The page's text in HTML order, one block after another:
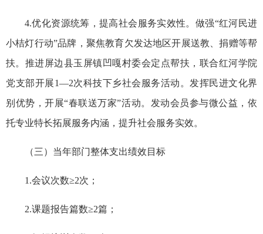
4.优化资源统筹 ，提高社会服务实效性。做强“红河民进
小桔灯行动”品牌，聚焦教育欠发达地区开展送教、捐赠等帮
扶。推进屏边县玉屏镇凹嘎村委会定点帮扶，联合红河学院
党支部开展1—2次科技下乡社会服务活动。发挥民进文化界
别优势，开展“春联送万家”活动。发动会员参与微公益，依
托专业特长拓展服务内涵，提升社会服务实效。
（三）当年部门整体支出绩效目标
1.会议次数≥2次；
2.课题报告篇数≥2篇；